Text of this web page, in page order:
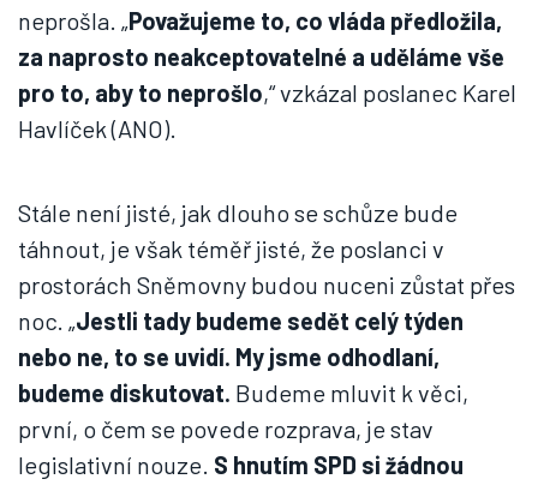
neprošla. „Považujeme to, co vláda předložila,
za naprosto neakceptovatelné a uděláme vše
pro to, aby to neprošlo,“ vzkázal poslanec Karel
Havlíček (ANO).
Stále není jisté, jak dlouho se schůze bude
táhnout, je však téměř jisté, že poslanci v
prostorách Sněmovny budou nuceni zůstat přes
noc. „Jestli tady budeme sedět celý týden
nebo ne, to se uvidí. My jsme odhodlaní,
budeme diskutovat. Budeme mluvit k věci,
první, o čem se povede rozprava, je stav
legislativní nouze. S hnutím SPD si žádnou